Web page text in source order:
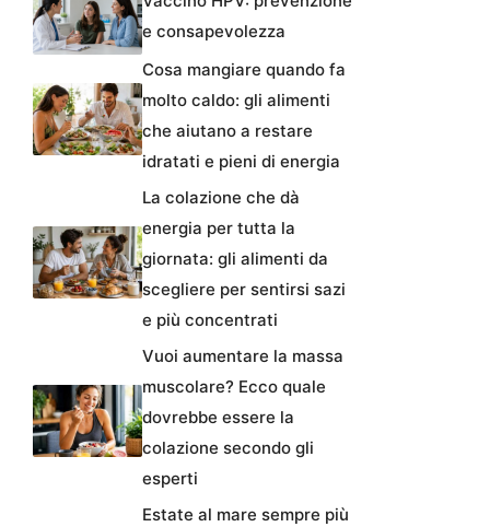
e consapevolezza
Cosa mangiare quando fa
molto caldo: gli alimenti
che aiutano a restare
idratati e pieni di energia
La colazione che dà
energia per tutta la
giornata: gli alimenti da
scegliere per sentirsi sazi
e più concentrati
Vuoi aumentare la massa
muscolare? Ecco quale
dovrebbe essere la
colazione secondo gli
esperti
Estate al mare sempre più